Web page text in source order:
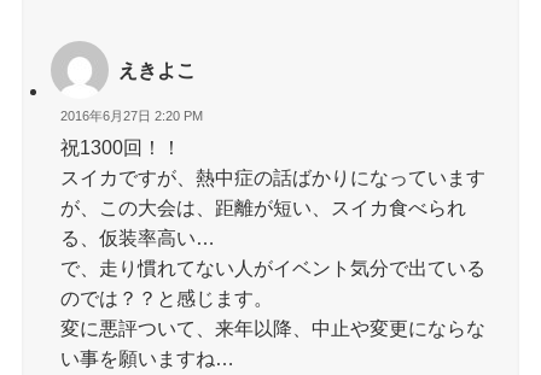
えきよこ
2016年6月27日 2:20 PM
祝1300回！！
スイカですが、熱中症の話ばかりになっています
が、この大会は、距離が短い、スイカ食べられ
る、仮装率高い…
で、走り慣れてない人がイベント気分で出ている
のでは？？と感じます。
変に悪評ついて、来年以降、中止や変更にならな
い事を願いますね…